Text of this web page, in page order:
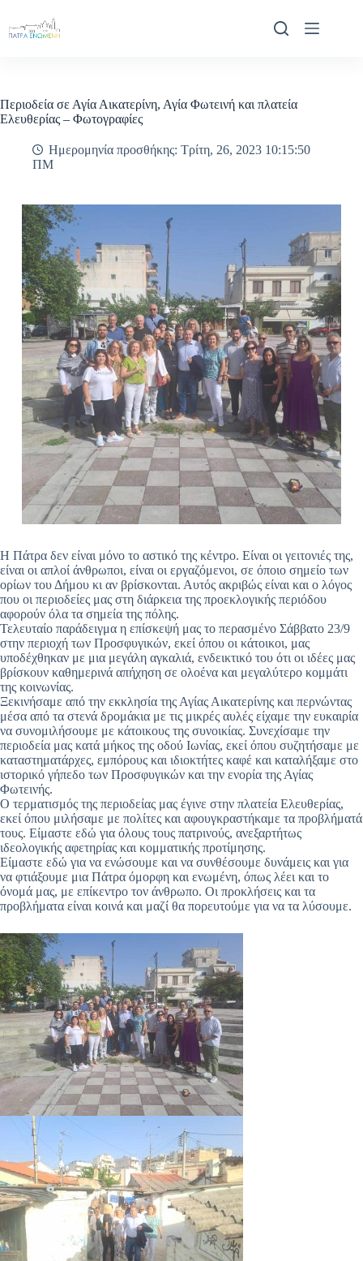
περιεχόμενο
Περιοδεία σε Αγία Αικατερίνη, Αγία Φωτεινή και πλατεία
Ελευθερίας – Φωτογραφίες
Ημερομηνία προσθήκης: Τρίτη, 26, 2023 10:15:50
ΠΜ
Η Πάτρα δεν είναι μόνο το αστικό της κέντρο. Είναι οι γειτονιές της,
είναι οι απλοί άνθρωποι, είναι οι εργαζόμενοι, σε όποιο σημείο των
ορίων του Δήμου κι αν βρίσκονται. Αυτός ακριβώς είναι και ο λόγος
που οι περιοδείες μας στη διάρκεια της προεκλογικής περιόδου
αφορούν όλα τα σημεία της πόλης.
Τελευταίο παράδειγμα η επίσκεψή μας το περασμένο Σάββατο 23/9
στην περιοχή των Προσφυγικών, εκεί όπου οι κάτοικοι, μας
υποδέχθηκαν με μια μεγάλη αγκαλιά, ενδεικτικό του ότι οι ιδέες μας
βρίσκουν καθημερινά απήχηση σε ολοένα και μεγαλύτερο κομμάτι
της κοινωνίας.
Ξεκινήσαμε από την εκκλησία της Αγίας Αικατερίνης και περνώντας
μέσα από τα στενά δρομάκια με τις μικρές αυλές είχαμε την ευκαιρία
να συνομιλήσουμε με κάτοικους της συνοικίας. Συνεχίσαμε την
περιοδεία μας κατά μήκος της οδού Ιωνίας, εκεί όπου συζητήσαμε με
καταστηματάρχες, εμπόρους και ιδιοκτήτες καφέ και καταλήξαμε στο
ιστορικό γήπεδο των Προσφυγικών και την ενορία της Αγίας
Φωτεινής.
Ο τερματισμός της περιοδείας μας έγινε στην πλατεία Ελευθερίας,
εκεί όπου μιλήσαμε με πολίτες και αφουγκραστήκαμε τα προβλήματά
τους. Είμαστε εδώ για όλους τους πατρινούς, ανεξαρτήτως
ιδεολογικής αφετηρίας και κομματικής προτίμησης.
Είμαστε εδώ για να ενώσουμε και να συνθέσουμε δυνάμεις και για
να φτιάξουμε μια Πάτρα όμορφη και ενωμένη, όπως λέει και το
όνομά μας, με επίκεντρο τον άνθρωπο. Οι προκλήσεις και τα
προβλήματα είναι κοινά και μαζί θα πορευτούμε για να τα λύσουμε.